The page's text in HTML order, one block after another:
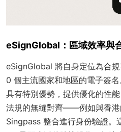
eSignGlobal：區域效率與
eSignGlobal 將自身定位為合
0 個主流國家和地區的電子簽
具有特別優勢，提供優化的性
法規的無縫對齊——例如與香
Singpass 整合進行身份驗證。